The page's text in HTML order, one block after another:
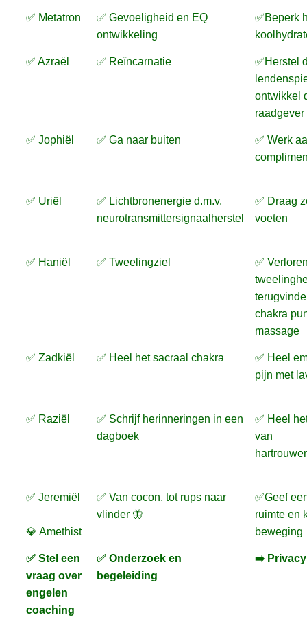
✅ Metatron
✅ Gevoeligheid en EQ
ontwikkeling
✅Beperk
✅ Azraël ✅ Reïncarnatie
✅Herstel
ontwikkel
raadgever
✅ Jophiël ✅ Ga naar buiten
✅ Werk
✅ Uriël
✅ Lichtbronenergie d.m.v.
neurotransmittersignaalherstel
✅ Draag
voeten
✅ Haniël ✅ Tweelingziel
✅
chakra
massage
✅ Zadkiël ✅ Heel het sacraal chakra
✅ Heel
pijn met
✅ Raziël
✅ Schrijf herinneringen in een
dagboek
✅ Heel
van
✅ Jeremiël
💎 Amethist
✅ Van cocon, tot rups naar
vlinder 🦋
✅Geef
ruimte en
beweging
✅ Stel een
vraag over
engelen
coaching
✅ Onderzoek en
begeleiding
➡️